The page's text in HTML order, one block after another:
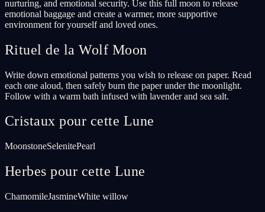
nurturing, and emotional security. Use this full moon to release
emotional baggage and create a warmer, more supportive
environment for yourself and loved ones.
Rituel de la Wolf Moon
Write down emotional patterns you wish to release on paper. Read
each one aloud, then safely burn the paper under the moonlight.
Follow with a warm bath infused with lavender and sea salt.
Cristaux pour cette Lune
MoonstoneSelenitePearl
Herbes pour cette Lune
ChamomileJasmineWhite willow